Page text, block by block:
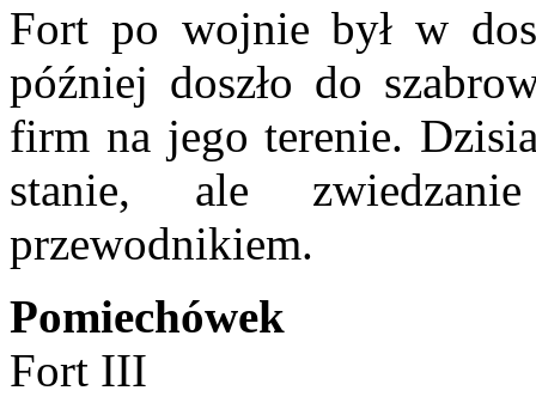
Fort po wojnie był w
później doszło do
firm na jego terenie.
stanie, ale
przewodnikiem.
Pomiechówek
Fort III